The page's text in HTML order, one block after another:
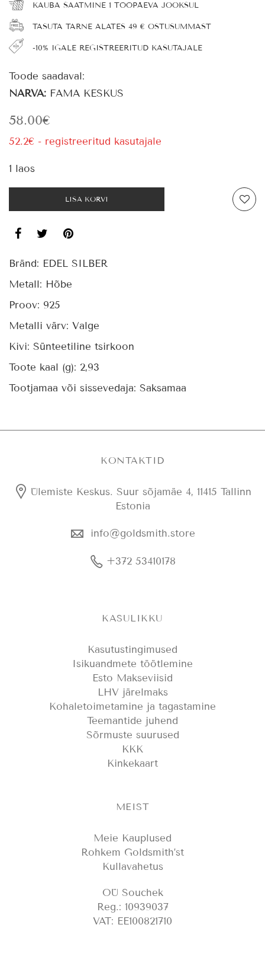
KAUBA SAATMINE 1 TÖÖPÄEVA JOOKSUL
TASUTA TARNE ALATES 49 € OSTUSUMMAST
-10% IGALE REGISTREERITUD KASUTAJALE
Toode saadaval:
NARVA: FAMA KESKUS
58.00€
52.2€ - registreeritud kasutajale
1 laos
LISA KORVI
Bränd: EDEL SILBER
Metall: Hõbe
Proov: 925
Metalli värv: Valge
Kivi: Sünteetiline tsirkoon
Toote kaal (g): 2,93
Tootjamaa või sissevedaja: Saksamaa
KONTAKTID
Ülemiste Keskus. Suur sõjamäe 4, 11415 Tallinn
Estonia
info@goldsmith.store
+372 53410178
KASULIKKU
Kasutustingimused
Isikuandmete töötlemine
Esto Makseviisid
LHV järelmaks
Kohaletoimetamine ja tagastamine
Teemantide juhend
Sõrmuste suurused
KKK
Kinkekaart
MEIST
Meie Kauplused
Rohkem Goldsmith’st
Kullavahetus
OÜ Souchek
Reg.: 10939037
VAT: EE100821710